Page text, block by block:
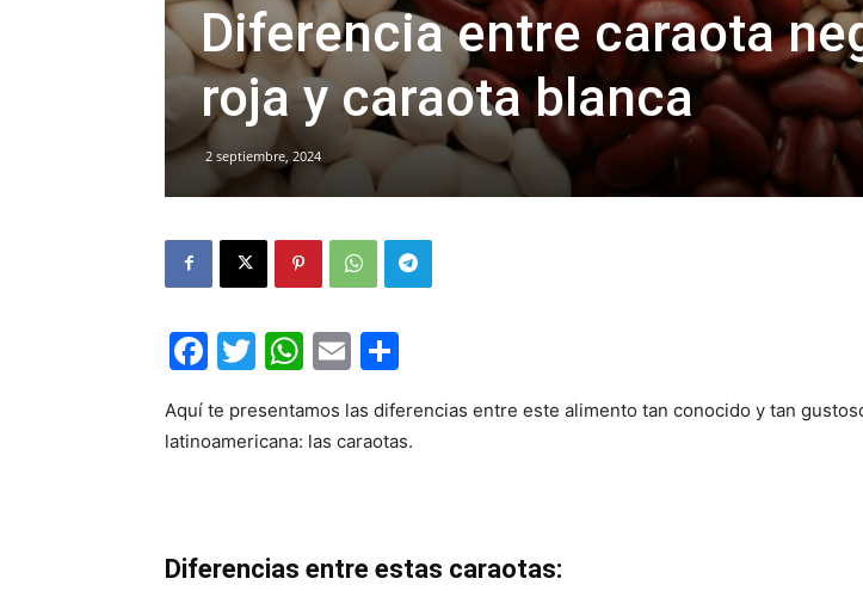
Diferencia entre caraota
roja y caraota blanca
2 septiembre, 2024
Facebook
Twitter
WhatsApp
Email
Aquí te presentamos las diferencias entre este alimento tan conocido y tan
latinoamericana: las caraotas.
Diferencias entre estas caraotas: